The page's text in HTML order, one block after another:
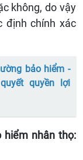
không, do vậy
định chính xác
bảo hiểm -
quyền lợi
hiểm nhân thọ: